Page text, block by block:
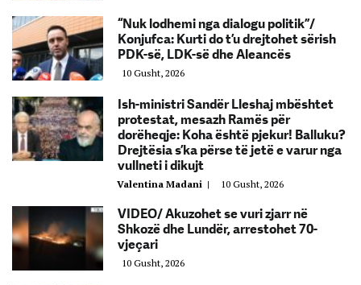
“Nuk lodhemi nga dialogu politik”/
Konjufca: Kurti do t’u drejtohet sërish
PDK-së, LDK-së dhe Aleancës
10 Gusht, 2026
Ish-ministri Sandër Lleshaj mbështet
protestat, mesazh Ramës për
dorëheqje: Koha është pjekur! Balluku?
Drejtësia s’ka përse të jetë e varur nga
vullneti i dikujt
Valentina Madani | 10 Gusht, 2026
VIDEO/ Akuzohet se vuri zjarr në
Shkozë dhe Lundër, arrestohet 70-
vjeçari
10 Gusht, 2026